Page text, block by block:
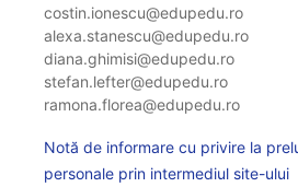
costin.ionescu@edupedu.ro
alexa.stanescu@edupedu.ro
diana.ghimisi@edupedu.ro
stefan.lefter@edupedu.ro
ramona.florea@edupedu.ro
Notă de informare cu privire la
personale prin intermediul site-ului